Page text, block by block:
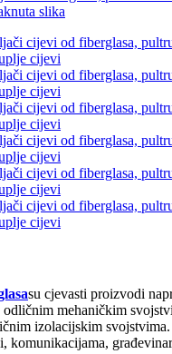
su cjevasti proizvodi
odličnim mehaničkim
izolacijskim svojstvima.
komunikacijama,